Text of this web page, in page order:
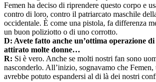
Femen ha deciso di riprendere questo corpo e
contro di loro, contro il patriarcato maschile
occidentale. È come una pistola, fa differenza
un buon poliziotto o di uno corrotto.
D: Avete fatto anche un’ottima operazione
attirato molte donne…
R: Si è vero. Anche se molti nostri fan sono
nasconderlo. All’inizio, sognavamo che
avrebbe potuto espandersi al di là dei nostri